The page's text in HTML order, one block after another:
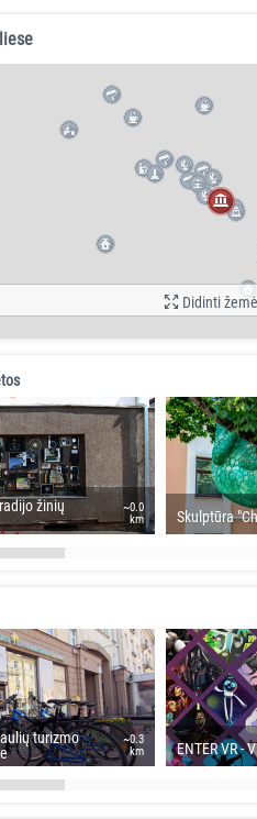
Didinti
žinių
~0.0
km
Skulptūra
turizmo
~0.3
km
ENTER VR -